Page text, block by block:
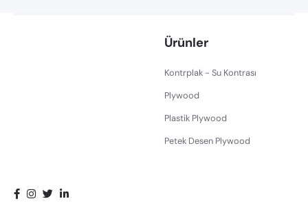
Ürünler
Kontrplak - Su Kontrası
Plywood
Plastik Plywood
Petek Desen Plywood